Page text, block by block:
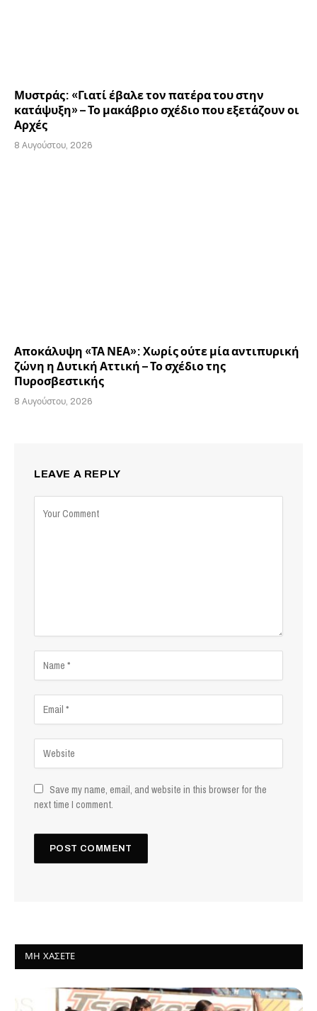
Μυστράς: «Γιατί έβαλε τον πατέρα του στην
κατάψυξη» – Το μακάβριο σχέδιο που εξετάζουν οι
Αρχές
8 Αυγούστου, 2026
Αποκάλυψη «ΤΑ ΝΕΑ»: Χωρίς ούτε μία αντιπυρική
ζώνη η Δυτική Αττική – Το σχέδιο της
Πυροσβεστικής
8 Αυγούστου, 2026
LEAVE A REPLY
Save my name, email, and website in this browser for the
next time I comment.
ΜΗ ΧΆΣΕΤΕ